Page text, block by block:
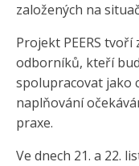
založených na
Projekt PEERS
odborníků, kteří
spolupracovat jako
naplňování
praxe.
Ve dnech 21. a 22.